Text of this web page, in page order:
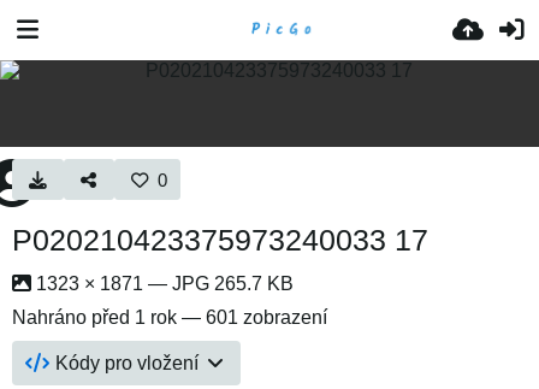
0
P020210423375973240033 17
1323 × 1871 — JPG 265.7 KB
Nahráno před 1 rok — 601 zobrazení
Kódy pro vložení